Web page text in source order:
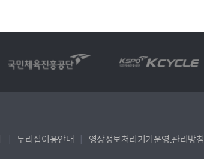
누리집이용안내 영상정보처리기기운영.관리방침